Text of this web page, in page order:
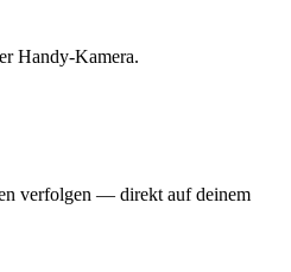
Handy-Kamera.
verfolgen — direkt auf deinem